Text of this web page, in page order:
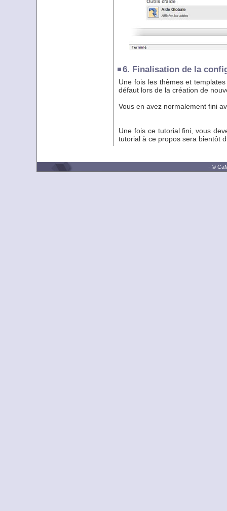
6. Finalisation de la
Une fois les thèmes et
défaut lors de la création de
Vous en avez normalement fini
Une fois ce tutorial fini, vous
tutorial à ce propos sera bientôt
- ©